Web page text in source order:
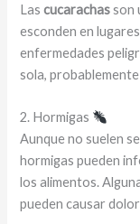
Lascucarachasson
esconden en
enfermedades
sola, probablemente
2. Hormigas
Aunque no suelen
hormigas pueden
los alimentos.
pueden causar